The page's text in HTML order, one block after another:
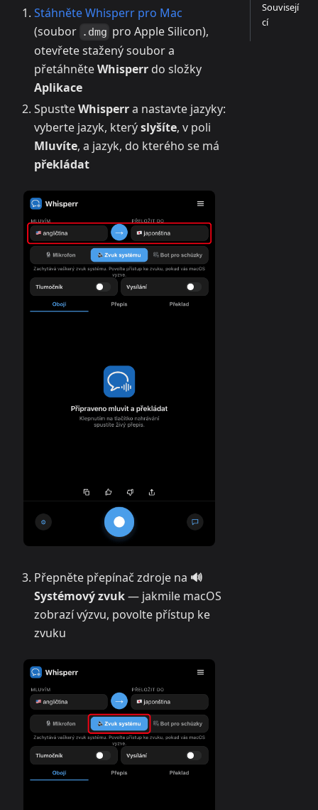
Stáhněte Whisperr pro Mac
(soubor .dmg pro Apple Silicon),
otevřete stažený soubor a
přetáhněteWhisperr do složky
Aplikace
SpusťteWhisperra nastavte jazyky:
vyberte jazyk, kterýslyšíte, v poli
Mluvíte, a jazyk, do kterého se má
překládat
Přepněte přepínač zdroje na 🔊
Systémový zvuk— jakmile macOS
zobrazí výzvu, povolte přístup ke
zvuku
Souvisejí
cí